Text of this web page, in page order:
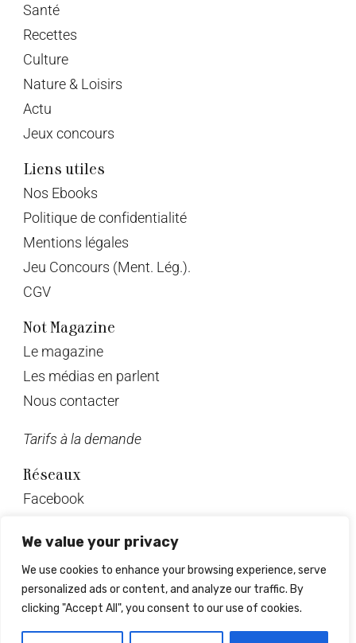
We value your privacy
We use cookies to enhance your browsing experience, serve
personalized ads or content, and analyze our traffic. By
clicking "Accept All", you consent to our use of cookies.
Santé
Recettes
Culture
Nature & Loisirs
Actu
Jeux concours
Liens utiles
Nos Ebooks
Politique de confidentialité
Mentions légales
Jeu Concours (Ment. Lég.).
CGV
Not Magazine
Le magazine
Les médias en parlent
Nous contacter
Tarifs à la demande
Réseaux
Facebook
Instagram
Pinterest
Linkedin